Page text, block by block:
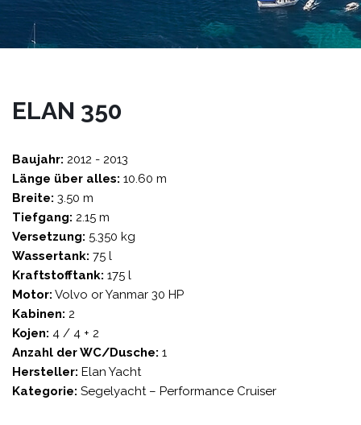
ELAN 350
Baujahr: 2012 - 2013
Länge über alles: 10.60 m
Breite: 3.50 m
Tiefgang: 2.15 m
Versetzung: 5.350 kg
Wassertank: 75 l
Kraftstofftank: 175 l
Motor: Volvo or Yanmar 30 HP
Kabinen: 2
Kojen: 4 / 4 + 2
Anzahl der WC/Dusche: 1
Hersteller: Elan Yacht
Kategorie: Segelyacht – Performance Cruiser